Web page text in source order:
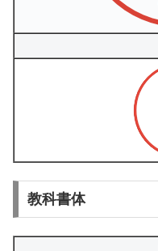
教科書体